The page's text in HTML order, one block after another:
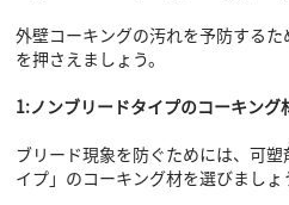
外壁コーキングの汚れを予防する
を押さえましょう。
1:ノンブリードタイプのコーキング
ブリード現象を防ぐためには、可
イプ」のコーキング材を選びましょ